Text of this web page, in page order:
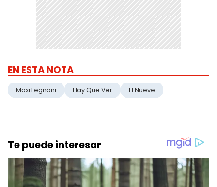
EN ESTA NOTA
Maxi Legnani Hay Que Ver El Nueve